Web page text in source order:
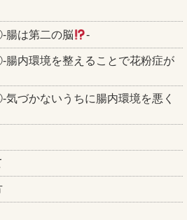
腸は第二の脳 ‐
腸内環境を整えることで花粉症が
づかないうちに腸内環境を悪く